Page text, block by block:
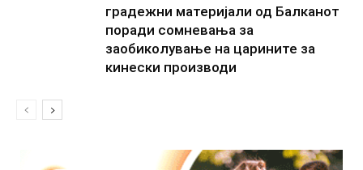
градежни материјали од Балканот
поради сомневања за
заобиколување на царините за
кинески производи